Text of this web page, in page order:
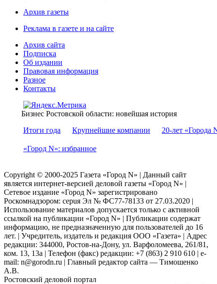
Архив газеты
Реклама в газете и на сайте
Архив сайта
Подписка
Об издании
Правовая информация
Разное
Контакты
Бизнес Ростовской области: новейшая история
Итоги года
Крупнейшие компании 20-лет «Города
«Город N»: избранное
Copyright © 2000-2025 Газета «Город N» | Данный сайт
является интернет-версией деловой газеты «Город N» |
Сетевое издание «Город N» зарегистрировано
Роскомнадзором: серuя Эл № ФС77-78133 от 27.03.2020 |
Использование материалов допускается только с активной
ссылкой на публикации «Город N» | Публикации содержат
информацию, не предназначенную для пользователей до 16
лет. | Учредитель, издатель и редакция ООО «Газета» | Адрес
редакции: 344000, Ростов-на-Дону, ул. Варфоломеева, 261/81,
ком. 13, 13а | Телефон (факс) редакции: +7 (863) 2 910 610 | e-
mail: n@gorodn.ru | Главный редактор сайта — Тимошенко
А.В.
Ростовский деловой портал